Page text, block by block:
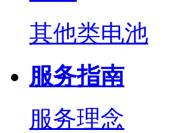
其他类电池
服务指南
服务理念